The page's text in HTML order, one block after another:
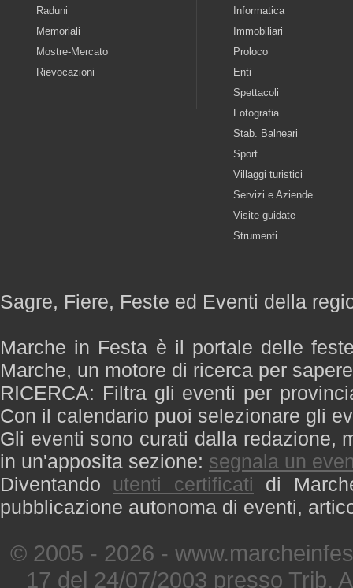
Raduni
Memoriali
Mostre-Mercato
Rievocazioni
Informatica
Immobiliari
Proloco
Enti
Spettacoli
Fotografia
Stab. Balneari
Sport
Villaggi turistici
Servizi e Aziende
Visite guidate
Strumenti
Sagre, Fiere, Feste ed Eventi della
Marche in Festa è il portale delle
Marche, un motore di ricerca per
RICERCA: Filtra gli eventi per
Con il calendario puoi selezionare gli
Gli eventi sono curati dalla redazione,
in un'apposita sezione: segnala un
Diventando utenti certificati di
pubblicazione autonoma di eventi,
© 2005 - 2026 -
17 del 24/07/2003 presso Trib.